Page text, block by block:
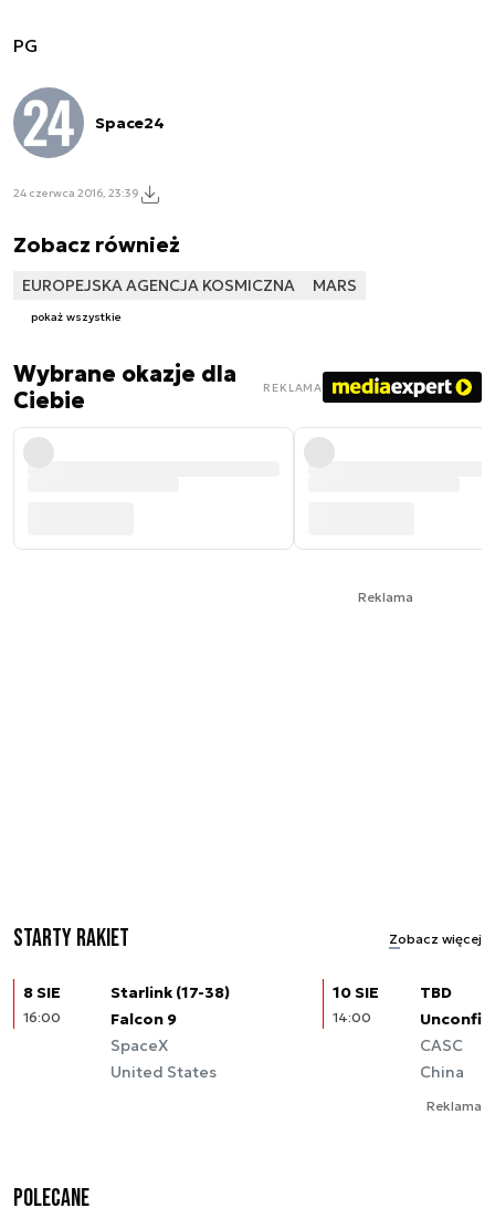
PG
Space24
24 czerwca 2016, 23:39
Zobacz również
EUROPEJSKA AGENCJA KOSMICZNA MARS
pokaż wszystkie
Wybrane okazje dla
Ciebie
REKLAMA
Reklama
Starty rakiet Zobacz więcej
8 SIE
16:00
Starlink (17-38)
Falcon 9
SpaceX
United States
10 SIE
14:00
TBD
CASC
China
Reklama
Polecane